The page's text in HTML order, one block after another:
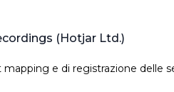
(Hotjar Ltd.)
mapping e di registrazione delle